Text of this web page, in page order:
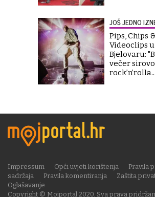
JOŠ JEDNO
Pips, Chips &
Videoclips u
Bjelovaru:
večer
Copyright © Mojportal 2020. Sva prava
Impressum Opći uvjeti korištenja
Pravila
sadržaja
Pravila komentiranja Zaštita
Oglašavanje